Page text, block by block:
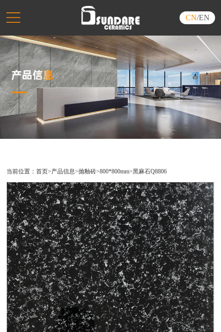
CN/EN
当前位置：首页>产品信息>抛釉砖>800*800mm>黑麻石Q8806